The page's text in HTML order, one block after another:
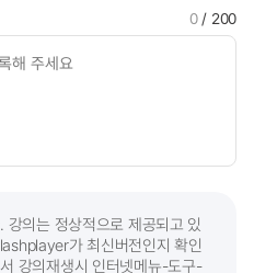
0/ 200
강의는 정상적으로 제공되고 있
가 최신버전인지 확인
강의재생시 인터넷메뉴-도구-